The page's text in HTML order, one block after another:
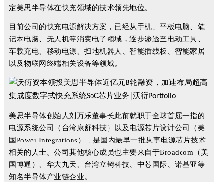
定美思半导体在快充领域的技术领先地位。
目前公司的快充电源解决方案，已经从手机、平板电脑、笔
记本电脑、无人机等消费电子领域，逐步渗透至电动工具、
车载充电、移动电源、扫地机器人、智能插线板、智能家居
以及物联网终端相关设备等领域。
美思半导体创始人刘万乐董事长此前就职于全球首屈一指的
电源系统公司（台湾康舒科技）以及电源芯片设计公司（美
国Power Integrations），是国内最早一批从事电源芯片技术
相关的人士。公司其他核心成员也主要来自于Broadcom（美
国博通）、华大九天、台湾立锜科技、中芯国际、诺基亚等
知名半导体产业链企业。